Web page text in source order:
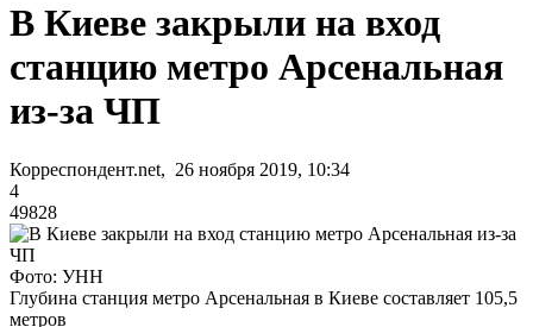
В Киеве закрыли на вход
станцию метро Арсенальная
из-за ЧП
Корреспондент.net, 26 ноября 2019, 10:34
4
49828
Фото: УНН
Глубина станция метро Арсенальная в Киеве составляет 105,5
метров